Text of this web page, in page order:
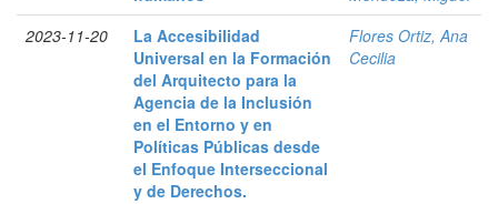
2023-11-20
La Accesibilidad
Universal en la Formación
del Arquitecto para la
Agencia de la Inclusión
en el Entorno y en
Políticas Públicas desde
el Enfoque Interseccional
y de Derechos.
Flores Ortiz, Ana
Cecilia